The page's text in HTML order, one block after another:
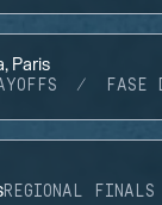
Paris
FASE
REGIONAL FINALS